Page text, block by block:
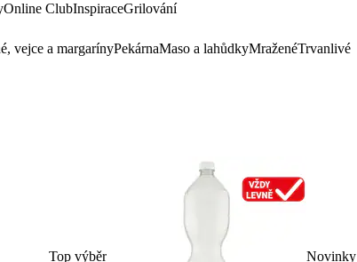
Online ClubInspiraceGrilování
vejce a margarínyPekárnaMaso a lahůdkyMraženéTrvanlivé
Top výběr Novinky